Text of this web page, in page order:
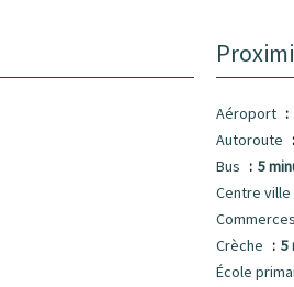
Aéroport
Autoroute
Bus
5
Centre ville
Commerces
Crèche
5
École